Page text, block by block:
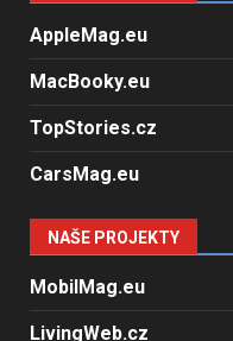
AppleMag.eu
MacBooky.eu
TopStories.cz
CarsMag.eu
NAŠE PROJEKTY
MobilMag.eu
LivingWeb.cz